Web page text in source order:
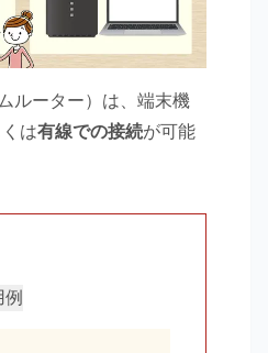
ルーター）は、端末機
は有線での接続が可能